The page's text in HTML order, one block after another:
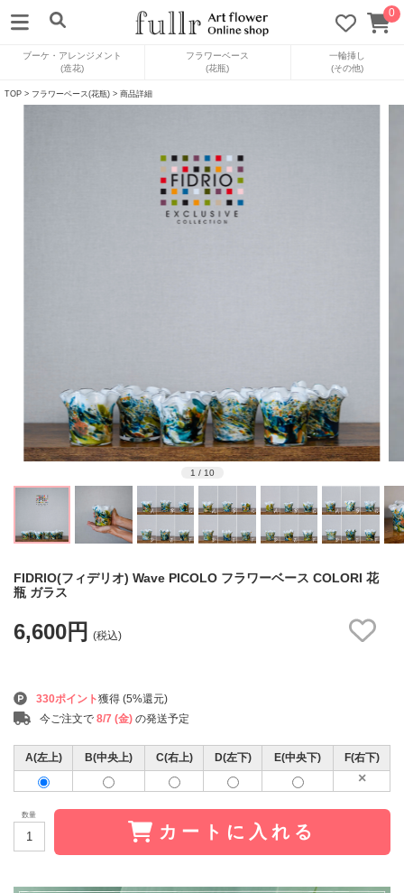
0
ブーケ・アレンジメント
(造花)
フラワーベース
(花瓶)
一輪挿し
(その他)
TOP > フラワーベース(花瓶) > 商品詳細
1 / 10
FIDRIO(フィデリオ) Wave PICOLO フラワーベース COLORI 花
瓶 ガラス
6,600円 (税込)
330ポイント獲得 (5%還元)
今ご注文で 8/7 (金)の発送予定
A(左上) B(中央上) C(右上) D(左下) E(中央下) F(右下)
数量
カートに入れる